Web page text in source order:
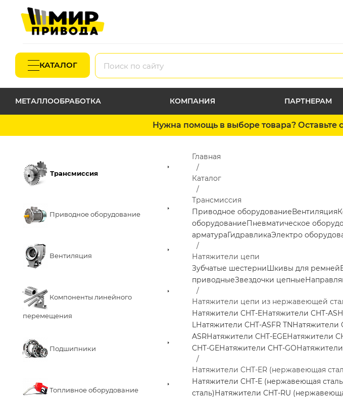
КАТАЛОГ
МЕТАЛЛООБРАБОТКА КОМПАНИЯ ПАРТНЕРАМ
Нужна помощь в выборе товара?
Трансмиссия
Приводное оборудование
Вентиляция
Компоненты линейного
перемещения
Подшипники
Топливное оборудование
Главная
Каталог
Трансмиссия
Приводное оборудованиеВентиляция
оборудованиеПневматическое
арматураГидравликаЭлектро
Натяжители цепи
Зубчатые шестерниШкивы для ремней
приводныеЗвездочки цепные
Натяжители цепи из нержавеющей
Натяжители CHT-EНатяжители CHT-AS
LНатяжители CHT-ASFR TNНатяжители
ASRНатяжители CHT-EGEНатяжители
CHT-GEНатяжители CHT-GOНатяжители
Натяжители CHT-ER (нержавеющая
Натяжители CHT-E (нержавеющая
сталь)Натяжители CHT-RU